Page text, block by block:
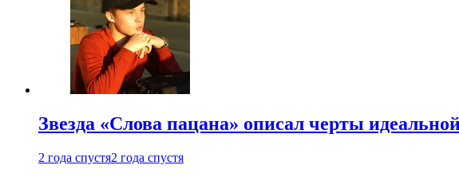
Звезда «Слова пацана» описал черты
2 года спустя2 года спустя